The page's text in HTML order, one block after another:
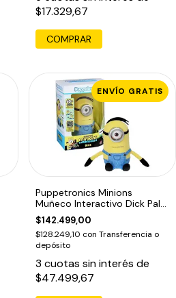
$17.329,67
COMPRAR
ENVÍO GRATIS
Puppetronics Minions
Muñeco Interactivo Dick Palm
Real Fx
$142.499,00
$128.249,10 con Transferencia o
depósito
3 cuotas sin interés de
$47.499,67